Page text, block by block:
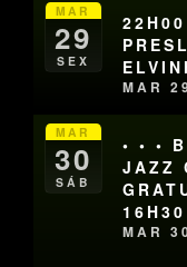
MAR
29
SEX
MAR
MAR
30
SÁB
• • •
JAZZ
16H30
MAR